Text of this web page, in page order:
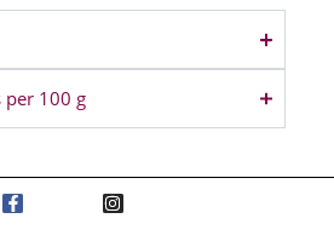
per 100 g